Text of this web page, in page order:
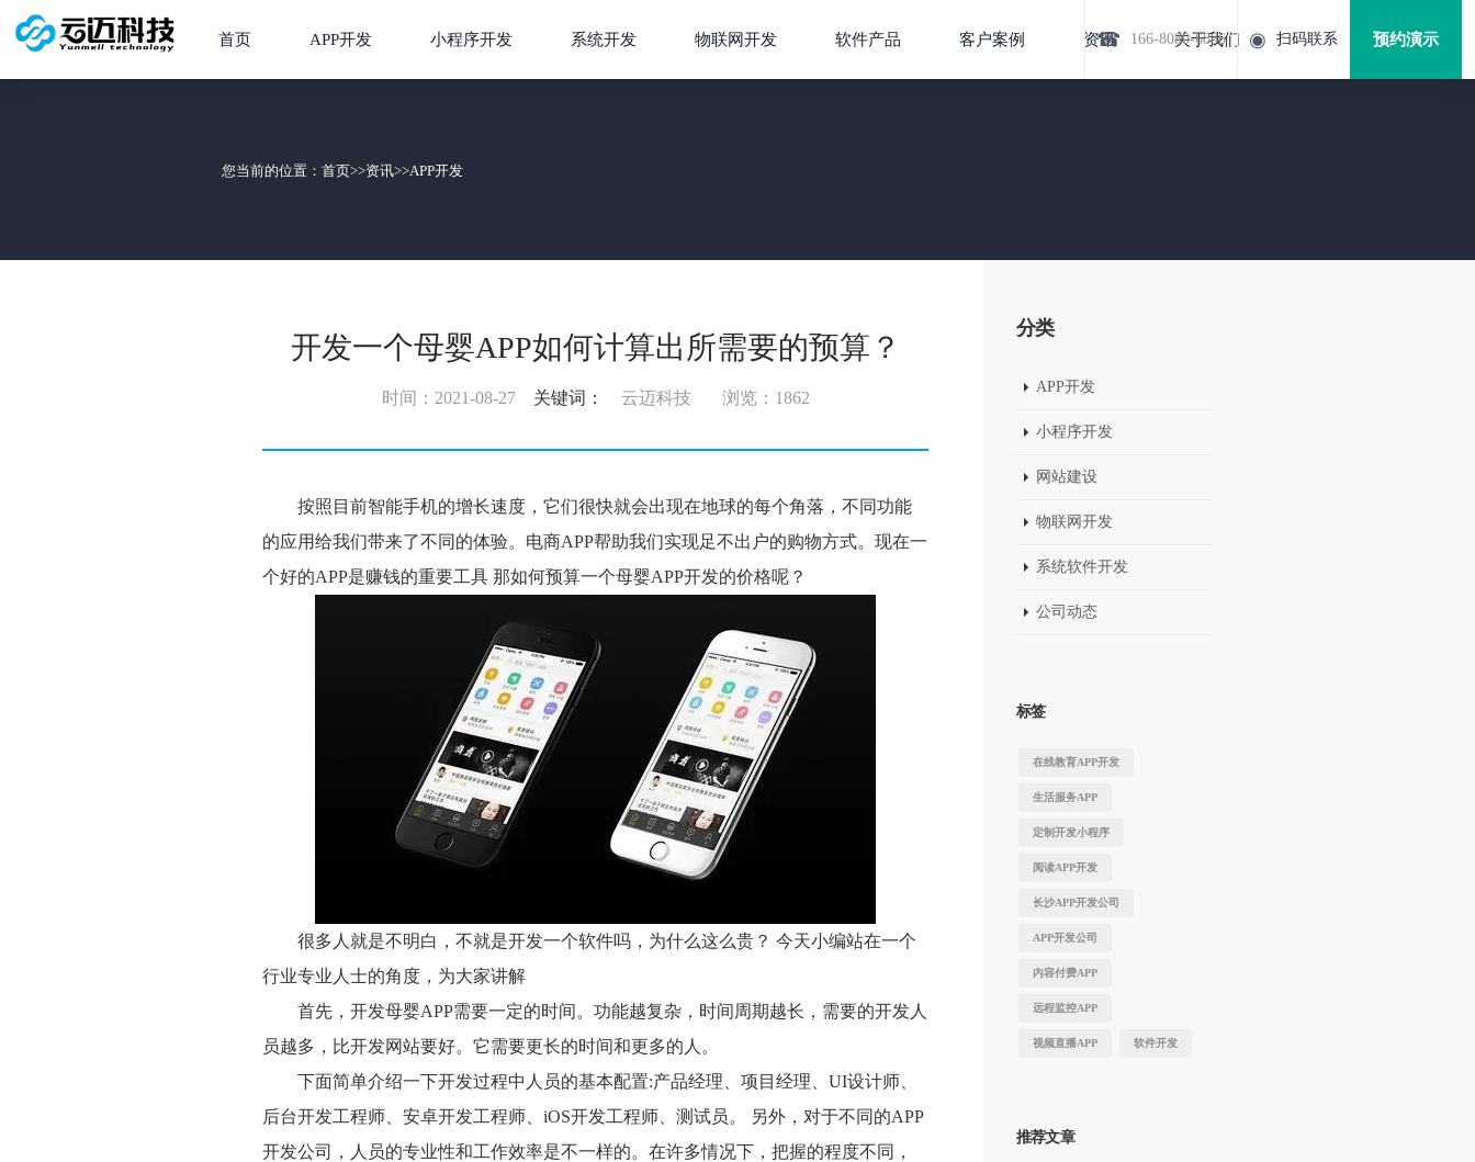
首页 APP开发 小程序开发 系统开发 物联网开发 软件产品 客户案例 资讯 关于我们
☎ 166-8080-6886 ◉ 扫码联系 预约演示
您当前的位置： 首页>>资讯>>APP开发
开发一个母婴APP如何计算出所需要的预算？
时间：2021-08-27 关键词： 云迈科技 浏览：1862
按照目前智能手机的增长速度，它们很快就会出现在地球的每个角落，不同功能
的应用给我们带来了不同的体验。电商APP帮助我们实现足不出户的购物方式。现在一
个好的APP是赚钱的重要工具 那如何预算一个母婴APP开发的价格呢？
很多人就是不明白，不就是开发一个软件吗，为什么这么贵？ 今天小编站在一个
行业专业人士的角度，为大家讲解
首先，开发母婴APP需要一定的时间。功能越复杂，时间周期越长，需要的开发人
员越多，比开发网站要好。它需要更长的时间和更多的人。
下面简单介绍一下开发过程中人员的基本配置:产品经理、项目经理、UI设计师、
后台开发工程师、安卓开发工程师、iOS开发工程师、测试员。 另外，对于不同的APP
开发公司，人员的专业性和工作效率是不一样的。在许多情况下，把握的程度不同，
分类
APP开发
小程序开发
网站建设
物联网开发
系统软件开发
公司动态
标签
在线教育APP开发
生活服务APP
定制开发小程序
阅读APP开发
长沙APP开发公司
APP开发公司
内容付费APP
远程监控APP
视频直播APP 软件开发
推荐文章